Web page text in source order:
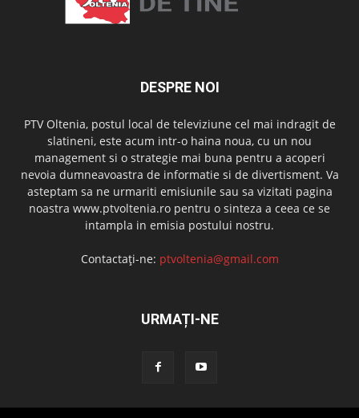
DESPRE NOI
PTV Oltenia, postul local de televiziune cel mai indragit de
slatineni, este acum intr-o haina noua, cu un nou
management si o strategie mai buna pentru a acoperi
nevoia dumneavoastra de informatie si de divertisment. Va
asteptam sa ne urmariti emisiunile sau sa vizitati pagina
noastra www.ptvoltenia.ro pentru o sinteza a ceea ce se
intampla in emisia postului nostru.
Contactați-ne: ptvoltenia@gmail.com
URMAȚI-NE